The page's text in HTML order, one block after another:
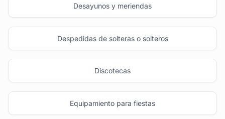
Desayunos y meriendas
Despedidas de solteras o solteros
Discotecas
Equipamiento para fiestas